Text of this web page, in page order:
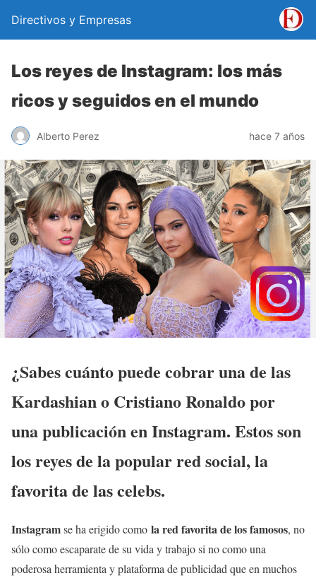
Directivos y Empresas
Los reyes de Instagram: los más
ricos y seguidos en el mundo
Alberto Perez hace 7 años
¿Sabes cuánto puede cobrar una de las
Kardashian o Cristiano Ronaldo por
una publicación en Instagram. Estos son
los reyes de la popular red social, la
favorita de las celebs.
Instagramse ha erigido como la red favorita de los famosos, no
sólo como escaparate de su vida y trabajo si no como una
poderosa herramienta y plataforma de publicidad que en muchos